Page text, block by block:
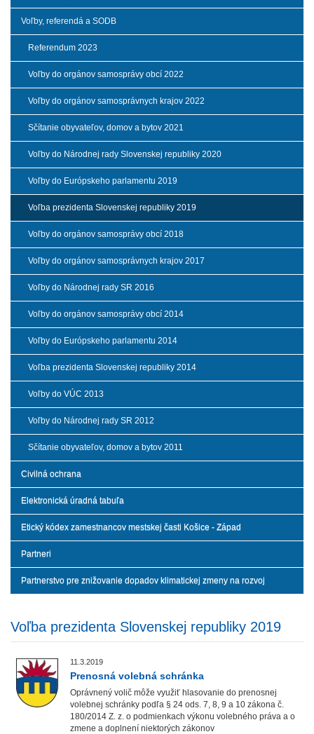
Voľby, referendá a SODB
Referendum 2023
Voľby do orgánov samosprávy obcí 2022
Voľby do orgánov samosprávnych krajov 2022
Sčítanie obyvateľov, domov a bytov 2021
Voľby do Národnej rady Slovenskej republiky 2020
Voľby do Európskeho parlamentu 2019
Voľba prezidenta Slovenskej republiky 2019
Voľby do orgánov samosprávy obcí 2018
Voľby do orgánov samosprávnych krajov 2017
Voľby do Národnej rady SR 2016
Voľby do orgánov samosprávy obcí 2014
Voľby do Európskeho parlamentu 2014
Voľba prezidenta Slovenskej republiky 2014
Voľby do VÚC 2013
Voľby do Národnej rady SR 2012
Sčítanie obyvateľov, domov a bytov 2011
Civilná ochrana
Elektronická úradná tabuľa
Etický kódex zamestnancov mestskej časti Košice - Západ
Partneri
Partnerstvo pre znižovanie dopadov klimatickej zmeny na rozvoj
Voľba prezidenta Slovenskej republiky 2019
11.3.2019
Prenosná volebná schránka
Oprávnený volič môže využiť hlasovanie do prenosnej
volebnej schránky podľa § 24 ods. 7, 8, 9 a 10 zákona č.
180/2014 Z. z. o podmienkach výkonu volebného práva a o
zmene a doplnení niektorých zákonov